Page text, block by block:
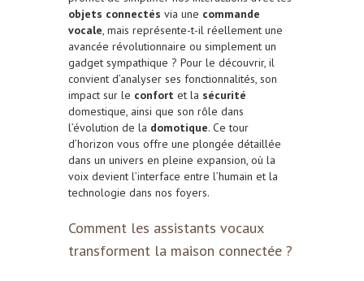
objets connectés via une commande
vocale, mais représente-t-il réellement une
avancée révolutionnaire ou simplement un
gadget sympathique ? Pour le découvrir, il
convient d’analyser ses fonctionnalités, son
impact sur le confort et la sécurité
domestique, ainsi que son rôle dans
l’évolution de la domotique. Ce tour
d’horizon vous offre une plongée détaillée
dans un univers en pleine expansion, où la
voix devient l’interface entre l’humain et la
technologie dans nos foyers.
Comment les assistants vocaux
transforment la maison connectée ?